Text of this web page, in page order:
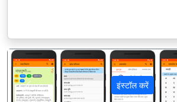
इंस्टॉल करें
पिछला